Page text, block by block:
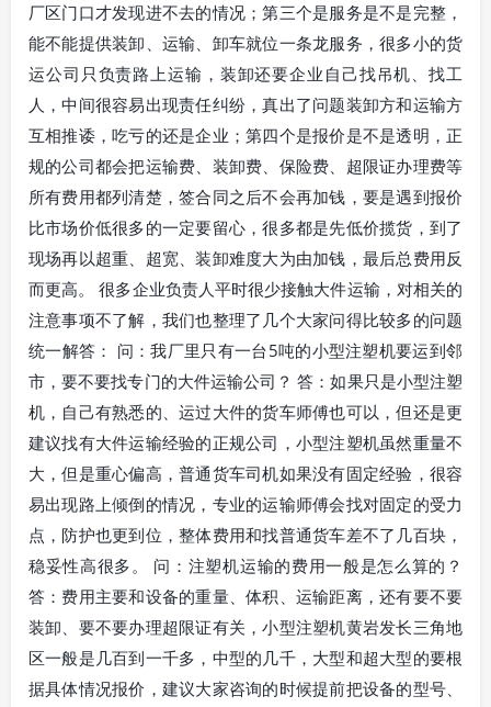
厂区门口才发现进不去的情况；第三个是服务是不是完整，
能不能提供装卸、运输、卸车就位一条龙服务，很多小的货
运公司只负责路上运输，装卸还要企业自己找吊机、找工
人，中间很容易出现责任纠纷，真出了问题装卸方和运输方
互相推诿，吃亏的还是企业；第四个是报价是不是透明，正
规的公司都会把运输费、装卸费、保险费、超限证办理费等
所有费用都列清楚，签合同之后不会再加钱，要是遇到报价
比市场价低很多的一定要留心，很多都是先低价揽货，到了
现场再以超重、超宽、装卸难度大为由加钱，最后总费用反
而更高。 很多企业负责人平时很少接触大件运输，对相关的
注意事项不了解，我们也整理了几个大家问得比较多的问题
统一解答： 问：我厂里只有一台5吨的小型注塑机要运到邻
市，要不要找专门的大件运输公司？ 答：如果只是小型注塑
机，自己有熟悉的、运过大件的货车师傅也可以，但还是更
建议找有大件运输经验的正规公司，小型注塑机虽然重量不
大，但是重心偏高，普通货车司机如果没有固定经验，很容
易出现路上倾倒的情况，专业的运输师傅会找对固定的受力
点，防护也更到位，整体费用和找普通货车差不了几百块，
稳妥性高很多。 问：注塑机运输的费用一般是怎么算的？
答：费用主要和设备的重量、体积、运输距离，还有要不要
装卸、要不要办理超限证有关，小型注塑机黄岩发长三角地
区一般是几百到一千多，中型的几千，大型和超大型的要根
据具体情况报价，建议大家咨询的时候提前把设备的型号、